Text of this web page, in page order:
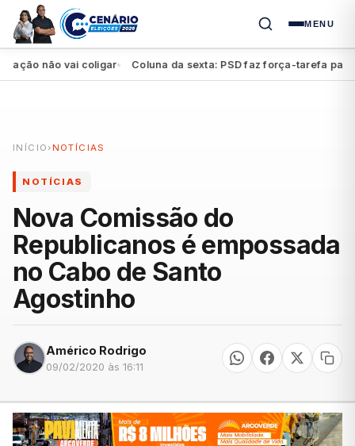
MENU
não vai coligar● Coluna da sexta: PSD faz força-tarefa para
INÍCIO ›NOTÍCIAS
NOTÍCIAS
Nova Comissão do
Republicanos é empossada
no Cabo de Santo
Agostinho
Américo Rodrigo
09/02/2020 às 16:11